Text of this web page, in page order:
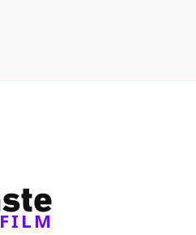
FILM